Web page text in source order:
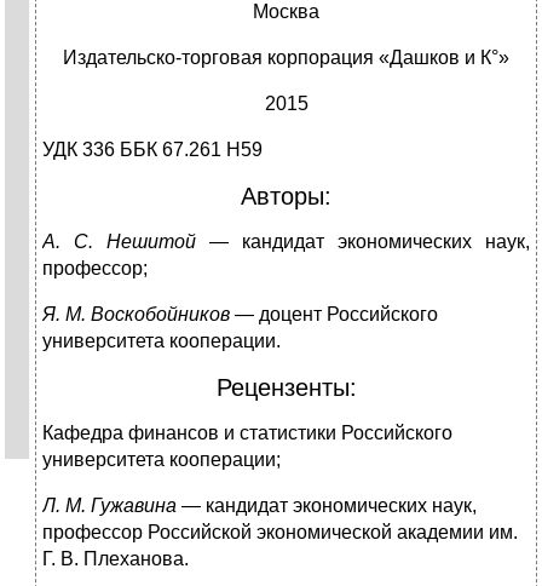
Москва
Издательско-торговая корпорация «Дашков и К°»
2015
УДК 336 ББК 67.261 Н59
Авторы:
А. С. Нешитой — кандидат экономических наук,
профессор;
Я. М. Воскобойников — доцент Российского
университета коопе­рации.
Рецензенты:
Кафедра финансов и статистики Российского
университета кооперации;
Л. М. Гужавина — кандидат экономических наук,
профессор Рос­сийской экономической академии им.
Г. В. Плеханова.